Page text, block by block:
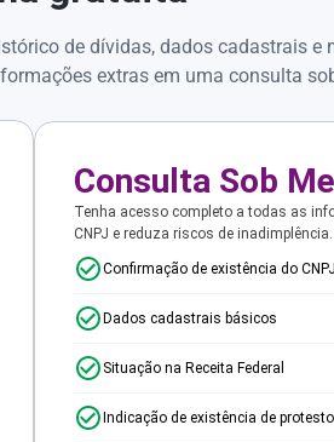
de dívidas, dados cadastrais e
extras em uma consulta
Consulta Sob
Tenha acesso completo a todas as
CNPJ e reduza riscos de inadimplência.
Confirmação de existência do CNPJ
Dados cadastrais básicos
Situação na Receita Federal
Indicação de existência de